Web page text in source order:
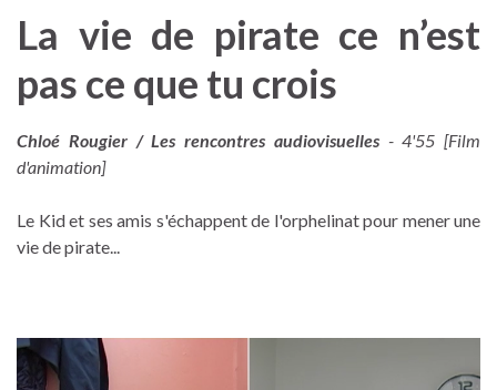
La vie de pirate ce n’est
pas ce que tu crois
Chloé Rougier / Les rencontres audiovisuelles- 4'55 [Film
d'animation]
Le Kid et ses amis s'échappent de l'orphelinat pour mener une
vie de pirate...